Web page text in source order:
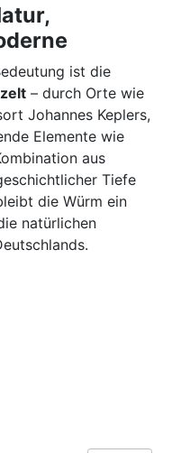
ist die
– durch Orte wie
Johannes Keplers,
Elemente wie
aus
Tiefe
die Würm ein
natürlichen